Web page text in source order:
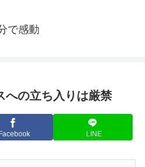
で感動
の立ち入りは厳禁
LINE